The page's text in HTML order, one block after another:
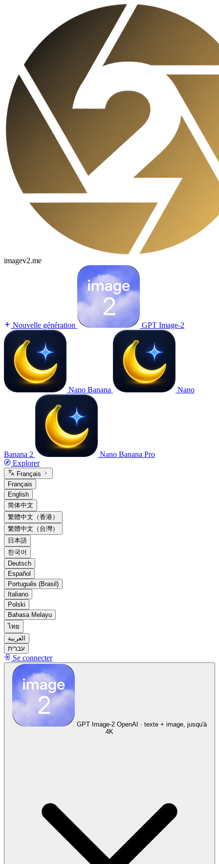
imagev2.me
Nouvelle génération GPT Image-2
Nano Banana Nano
Banana 2
Nano Banana Pro
Explorer
Français
Français
English
简体中文
繁體中文（香港）
繁體中文（台灣）
日本語
한국어
Deutsch
Español
Português (Brasil)
Italiano
Polski
Bahasa Melayu
ไทย
العربية
עברית
Se connecter
GPT Image-2 OpenAI · texte + image, jusqu'à
4K